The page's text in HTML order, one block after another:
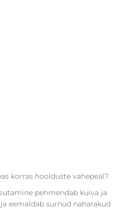
korras hoolduste vahepeal?
pehmendab kuiva ja
eemaldab surnud naharakud